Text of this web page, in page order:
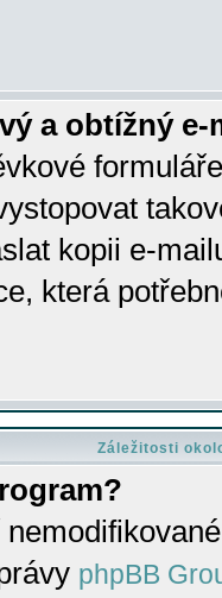
a obtížný
kopii e-
která
Záležitosti
phpBB